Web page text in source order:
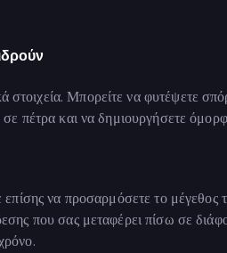
Μπορείτε να φυτέψετε
πέτρα και να δημιουργήσετε
επίσης να προσαρμόσετε το μέγεθος
που σας μεταφέρει πίσω σε